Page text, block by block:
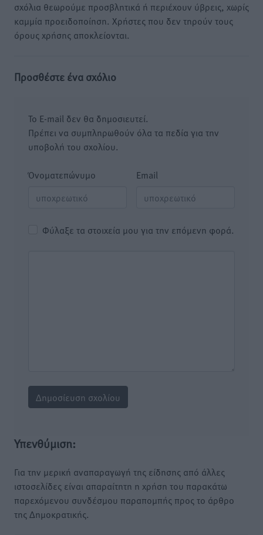
σχόλια θεωρούμε προσβλητικά ή περιέχουν ύβρεις, χωρίς
καμμία προειδοποίηση. Χρήστες που δεν τηρούν τους
όρους χρήσης αποκλείονται.
Προσθέστε ένα σχόλιο
Το E-mail δεν θα δημοσιευτεί.
Πρέπει να συμπληρωθούν όλα τα πεδία για την
υποβολή του σχολίου.
Όνοματεπώνυμο Email
Φύλαξε τα στοιχεία μου για την επόμενη φορά.
Υπενθύμιση:
Για την μερική αναπαραγωγή της είδησης από άλλες
ιστοσελίδες είναι απαραίτητη η χρήση του παρακάτω
παρεχόμενου συνδέσμου παραπομπής προς το άρθρο
της Δημοκρατικής.